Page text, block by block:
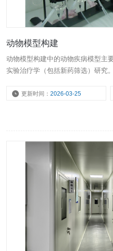
动物模型构建
动物模型构建中的动物疾病模型主
实验治疗学（包括新药筛选）研究
病动物模型、肝脏/代谢类疾病动物
更新时间：2026-03-25